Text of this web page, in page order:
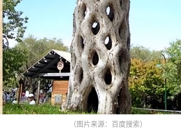
（图片来源：百度搜索）